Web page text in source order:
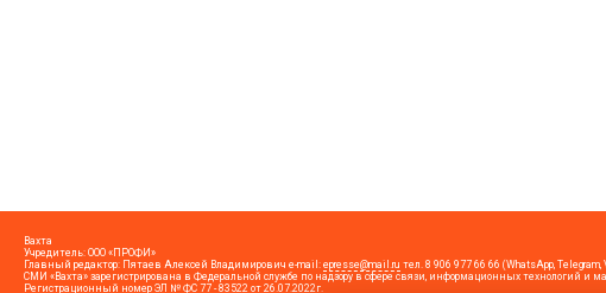
Вахта
Учредитель: ООО «ПРОФИ»
Главный редактор: Пятаев Алексей Владимирович e-mail: epresse@mail.ru тел. 8 906 977 66 66 (WhatsApp, Telegram,
СМИ «Вахта» зарегистрирована в Федеральной службе по надзору в сфере связи, информационных технологий
Регистрационный номер ЭЛ № ФС 77 - 83522 от 26.07.2022г.